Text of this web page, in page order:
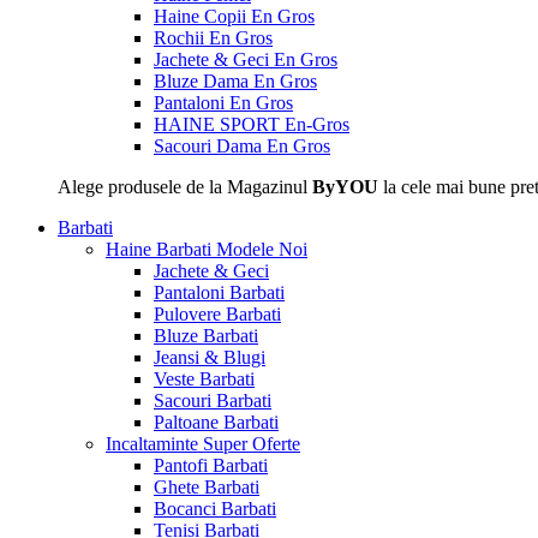
Haine Copii En Gros
Rochii En Gros
Jachete & Geci En Gros
Bluze Dama En Gros
Pantaloni En Gros
HAINE SPORT En-Gros
Sacouri Dama En Gros
Alege produsele de la Magazinul ByYOU la cele mai bune
Barbati
Haine Barbati Modele Noi
Jachete & Geci
Pantaloni Barbati
Pulovere Barbati
Bluze Barbati
Jeansi & Blugi
Veste Barbati
Sacouri Barbati
Paltoane Barbati
Incaltaminte Super Oferte
Pantofi Barbati
Ghete Barbati
Bocanci Barbati
Tenisi Barbati